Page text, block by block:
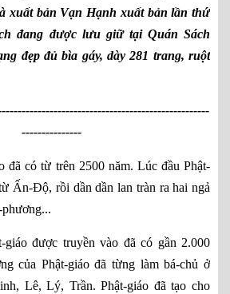
xuất bản Vạn Hạnh xuất bản lần thứ
đang được lưu giữ tại Quán Sách
đẹp đủ bìa gáy, dày 281 trang, ruột
---------------
đã có từ trên 2500 năm. Lúc đầu Phật-
Ấn-Độ, rồi dần dần lan tràn ra hai ngả
giáo được truyền vào đã có gần 2.000
của Phật-giáo đã từng làm bá-chủ ở
Lê, Lý, Trần. Phật-giáo đã tạo cho